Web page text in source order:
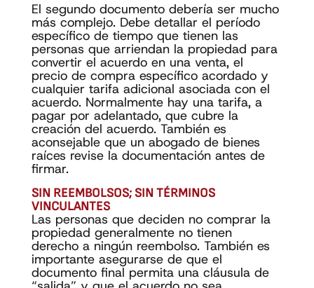
El segundo documento debería ser mucho
más complejo. Debe detallar el período
específico de tiempo que tienen las
personas que arriendan la propiedad para
convertir el acuerdo en una venta, el
precio de compra específico acordado y
cualquier tarifa adicional asociada con el
acuerdo. Normalmente hay una tarifa, a
pagar por adelantado, que cubre la
creación del acuerdo. También es
aconsejable que un abogado de bienes
raíces revise la documentación antes de
firmar.
SIN REEMBOLSOS; SIN TÉRMINOS
VINCULANTES
Las personas que deciden no comprar la
propiedad generalmente no tienen
derecho a ningún reembolso. También es
importante asegurarse de que el
documento final permita una cláusula de